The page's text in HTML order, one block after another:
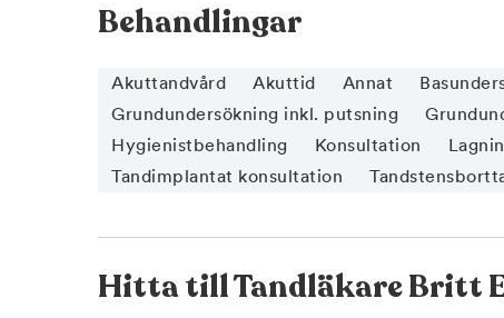
Behandlingar
Akuttandvård Akuttid Annat
Grundundersökning inkl. putsning
Hygienistbehandling
Konsultation
Tandimplantat konsultation
Hitta tillTandläkare Britt